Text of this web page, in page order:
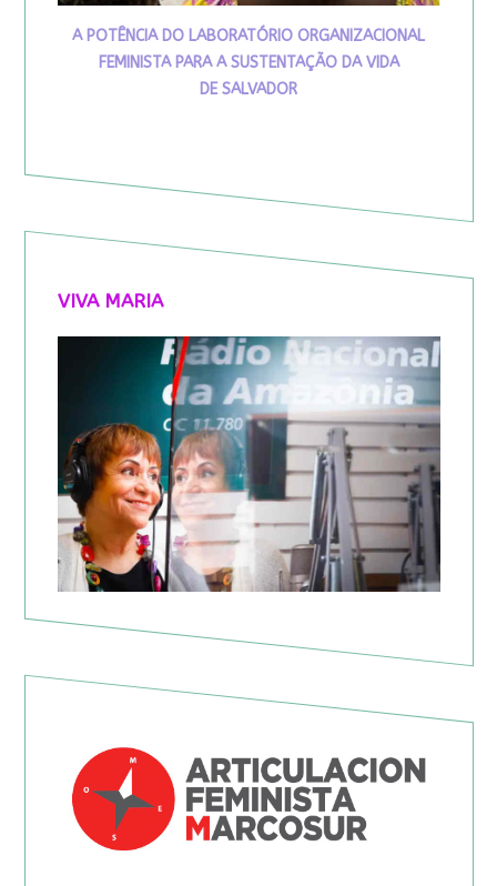
A POTÊNCIA DO LABORATÓRIO ORGANIZACIONAL
FEMINISTA PARA A SUSTENTAÇÃO DA VIDA
DE SALVADOR
VIVA MARIA